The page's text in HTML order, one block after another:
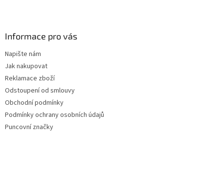
Informace pro vás
Napište nám
Jak nakupovat
Reklamace zboží
Odstoupení od smlouvy
Obchodní podmínky
Podmínky ochrany osobních údajů
Puncovní značky